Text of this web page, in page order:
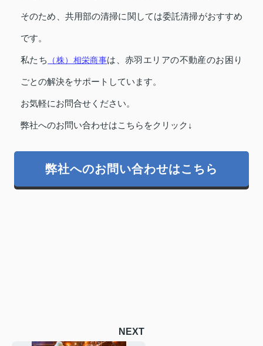
そのため、共用部の清掃に関しては委託清掃がおすすめ
です。
私たち （株）相栄商事は、赤羽エリアの不動産のお困り
ごとの解決をサポートしています。
お気軽にお問合せください。
弊社へのお問い合わせはこちらをクリック↓
弊社へのお問い合わせはこちら
NEXT